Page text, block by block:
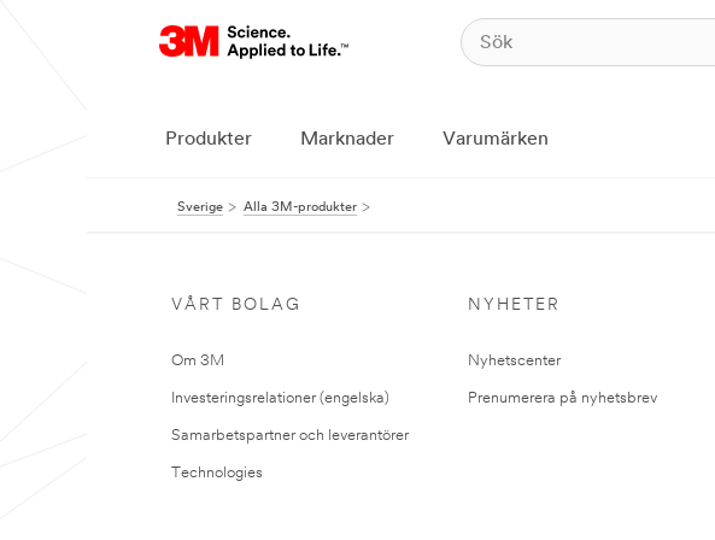
Produkter Marknader Varumärken
Sverige Alla 3M-produkter
VÅRT BOLAG
Om 3M
Investeringsrelationer (engelska)
Samarbetspartner och leverantörer
Technologies
NYHETER
Nyhetscenter
Prenumerera på nyhetsbrev